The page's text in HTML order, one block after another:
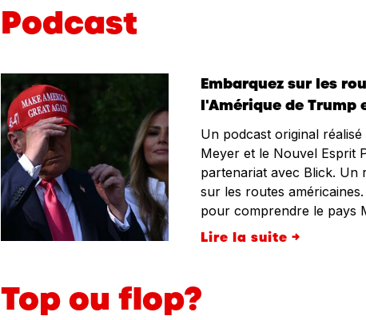
Podcast
Embarquez sur les
l'Amérique de Trump
Un podcast original
Meyer et le Nouvel Esprit
partenariat avec Blick. Un
sur les routes
pour comprendre le pays
Lire la suite →
Top ou flop?